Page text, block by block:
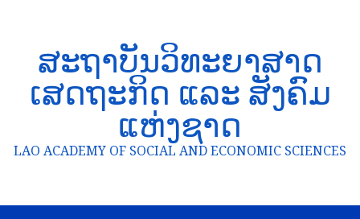
ສະຖາບັນວິທະຍາສາດ
ເສດຖະກິດ ແລະ ສັງຄົມ
ແຫ່ງຊາດ
LAO ACADEMY OF SOCIAL AND ECONOMIC SCIENCES